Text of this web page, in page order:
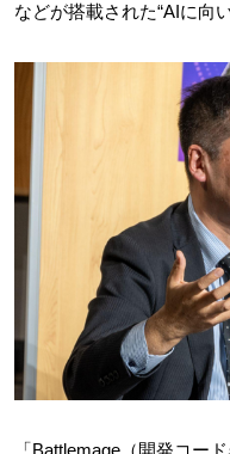
などが搭載された“AIに向
「Battlemage（開発コー